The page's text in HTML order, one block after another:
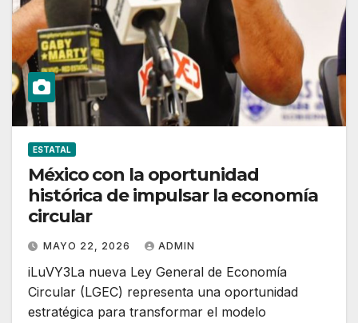
ESTATAL
México con la oportunidad
histórica de impulsar la economía
circular
MAYO 22, 2026 ADMIN
iLuVY3La nueva Ley General de Economía
Circular (LGEC) representa una oportunidad
estratégica para transformar el modelo